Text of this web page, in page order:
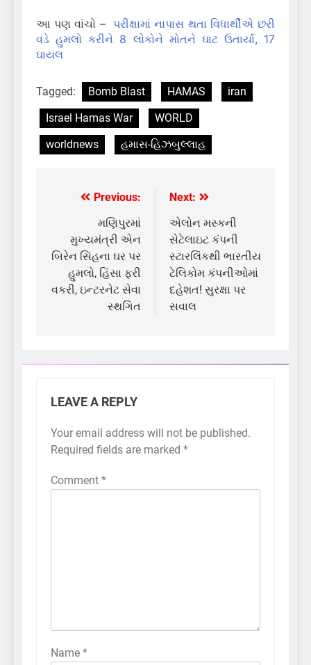
આ પણ વાંચો – પરીક્ષામાં નાપાસ થતા વિધાર્થીએ છરી
વડે હુમલો કરીને 8 લોકોને મોતને ઘાટ ઉતાર્યા, 17
ઘાયલ
Tagged: Bomb Blast HAMAS
iran
Israel Hamas War
WORLD
worldnews
હમાસ-હિઝબુલ્લાહ
Post
navigation
Previous:
મણિપુરમાં
મુખ્યમંત્રી એન
બિરેન સિંહના ઘર પર
હુમલો, હિંસા ફરી
વકરી, ઇન્ટરનેટ સેવા
સ્થગિત
Next:
એલોન મસ્કની
સેટેલાઇટ કંપની
સ્ટારલિંકથી ભારતીય
ટેલિકોમ કંપનીઓમાં
દહેશત! સુરક્ષા પર
સવાલ
LEAVE A REPLY
Your email address will not be published.
Required fields are marked *
Comment *
Name *